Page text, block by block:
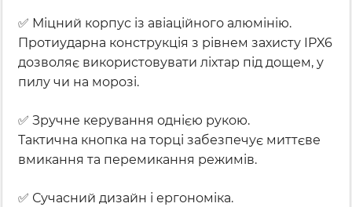
✅ Міцний корпус із авіаційного алюмінію.
Протиударна конструкція з рівнем захисту IPX6
дозволяє використовувати ліхтар під дощем, у
пилу чи на морозі.
✅ Зручне керування однією рукою.
Тактична кнопка на торці забезпечує миттєве
вмикання та перемикання режимів.
✅ Сучасний дизайн і ергономіка.